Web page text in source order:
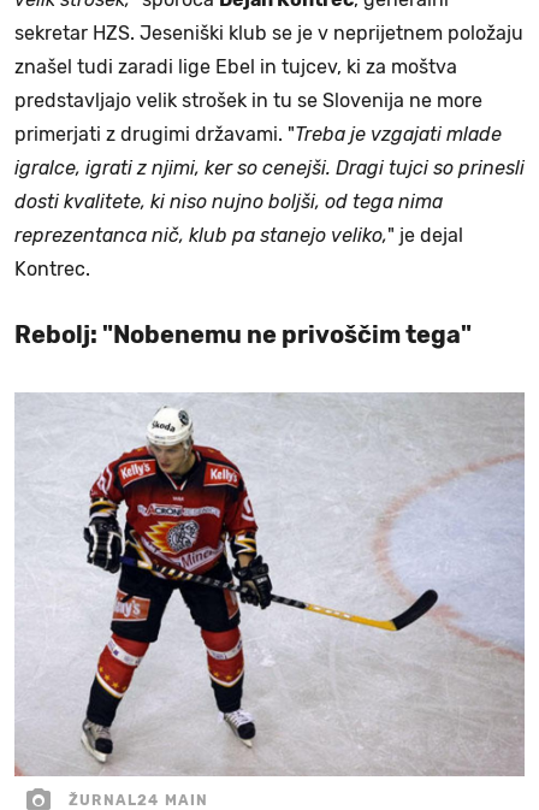
sekretar HZS. Jeseniški klub se je v neprijetnem položaju
znašel tudi zaradi lige Ebel in tujcev, ki za moštva
predstavljajo velik strošek in tu se Slovenija ne more
primerjati z drugimi državami. "Treba je vzgajati mlade
igralce, igrati z njimi, ker so cenejši. Dragi tujci so prinesli
dosti kvalitete, ki niso nujno boljši, od tega nima
reprezentanca nič, klub pa stanejo veliko," je dejal
Kontrec.
Rebolj: "Nobenemu ne privoščim tega"
ŽURNAL24 MAIN